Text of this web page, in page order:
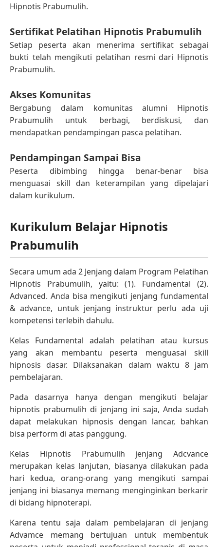
Hipnotis Prabumulih.
Sertifikat Pelatihan Hipnotis Prabumulih
Setiap peserta akan menerima sertifikat sebagai
bukti telah mengikuti pelatihan resmi dari Hipnotis
Prabumulih.
Akses Komunitas
Bergabung dalam komunitas alumni Hipnotis
Prabumulih untuk berbagi, berdiskusi, dan
mendapatkan pendampingan pasca pelatihan.
Pendampingan Sampai Bisa
Peserta dibimbing hingga benar-benar bisa
menguasai skill dan keterampilan yang dipelajari
dalam kurikulum.
Kurikulum Belajar Hipnotis
Prabumulih
Secara umum ada 2 Jenjang dalam Program Pelatihan
Hipnotis Prabumulih, yaitu: (1). Fundamental (2).
Advanced. Anda bisa mengikuti jenjang fundamental
& advance, untuk jenjang instruktur perlu ada uji
kompetensi terlebih dahulu.
Kelas Fundamental adalah pelatihan atau kursus
yang akan membantu peserta menguasai skill
hipnosis dasar. Dilaksanakan dalam waktu 8 jam
pembelajaran.
Pada dasarnya hanya dengan mengikuti belajar
hipnotis prabumulih di jenjang ini saja, Anda sudah
dapat melakukan hipnosis dengan lancar, bahkan
bisa perform di atas panggung.
Kelas Hipnotis Prabumulih jenjang Adcvance
merupakan kelas lanjutan, biasanya dilakukan pada
hari kedua, orang-orang yang mengikuti sampai
jenjang ini biasanya memang menginginkan berkarir
di bidang hipnoterapi.
Karena tentu saja dalam pembelajaran di jenjang
Advamce memang bertujuan untuk membentuk